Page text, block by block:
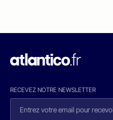
RECEVEZ NOTRE NEWSLETTER